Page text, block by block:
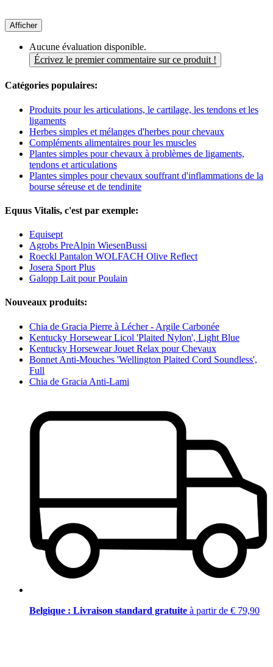
Afficher
Aucune évaluation disponible.
Écrivez le premier commentaire sur ce produit !
Catégories populaires:
Produits pour les articulations, le cartilage, les tendons et les
ligaments
Herbes simples et mélanges d'herbes pour chevaux
Compléments alimentaires pour les muscles
Plantes simples pour chevaux à problèmes de ligaments,
tendons et articulations
Plantes simples pour chevaux souffrant d'inflammations de la
bourse séreuse et de tendinite
Equus Vitalis, c'est par exemple:
Equisept
Agrobs PreAlpin WiesenBussi
Roeckl Pantalon WOLFACH Olive Reflect
Josera Sport Plus
Galopp Lait pour Poulain
Nouveaux produits:
Chia de Gracia Pierre à Lécher - Argile Carbonée
Kentucky Horsewear Licol 'Plaited Nylon', Light Blue
Kentucky Horsewear Jouet Relax pour Chevaux
Bonnet Anti-Mouches 'Wellington Plaited Cord Soundless',
Full
Chia de Gracia Anti-Lami
Belgique : Livraison standard gratuite à partir de € 79,90